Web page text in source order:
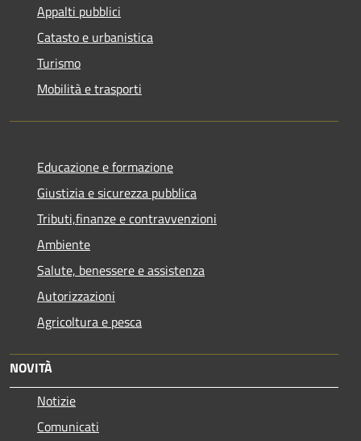
Appalti pubblici
Catasto e urbanistica
Turismo
Mobilità e trasporti
Educazione e formazione
Giustizia e sicurezza pubblica
Tributi,finanze e contravvenzioni
Ambiente
Salute, benessere e assistenza
Autorizzazioni
Agricoltura e pesca
NOVITÀ
Notizie
Comunicati